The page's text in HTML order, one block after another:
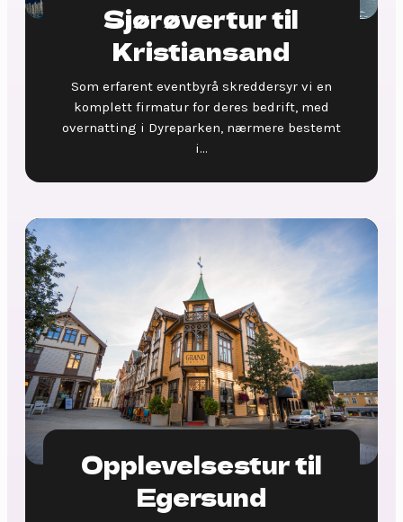
Sjørøvertur til
Kristiansand
Som erfarent eventbyrå skreddersyr vi en
komplett firmatur for deres bedrift, med
overnatting i Dyreparken, nærmere bestemt
i...
Opplevelsestur til
Egersund